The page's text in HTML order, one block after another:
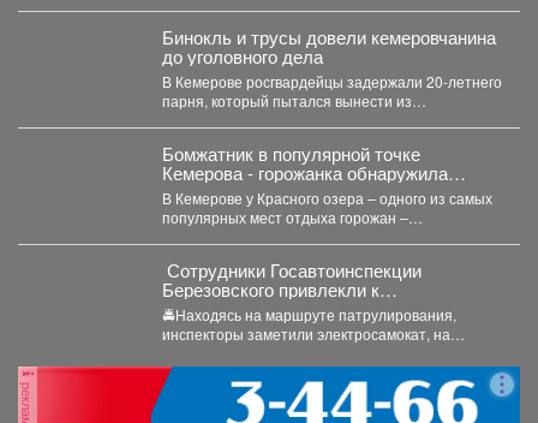
неприкосновенности малолетней девочки....
Бинокль и трусы довели кемеровчанина
до уголовного дела
В Кемерове росгвардейцы задержали 20-летнего
парня, который пытался вынести из
Бомжатник в популярной точке
Кемерова - горожанка обнаружила
жуткий объект на Красном озере
В Кемерове у Красного озера – одного из самых
популярных мест отдыха горожан –
‍ Сотрудники Госавтоинспекции
Березовского привлекли к
ответственности водителя
электросамоката, который перевозил
ребенка
🚔Находясь на маршруте патрулирования,
инспекторы заметили электросамокат, на
мотошлемов....
реклама